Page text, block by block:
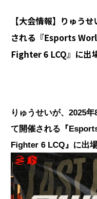
【大会情報】りゅう
される『Esports
Fighter 6 LCQ』に出
りゅうせいが、2025
て開催される『
Fighter 6 LCQ』に出場